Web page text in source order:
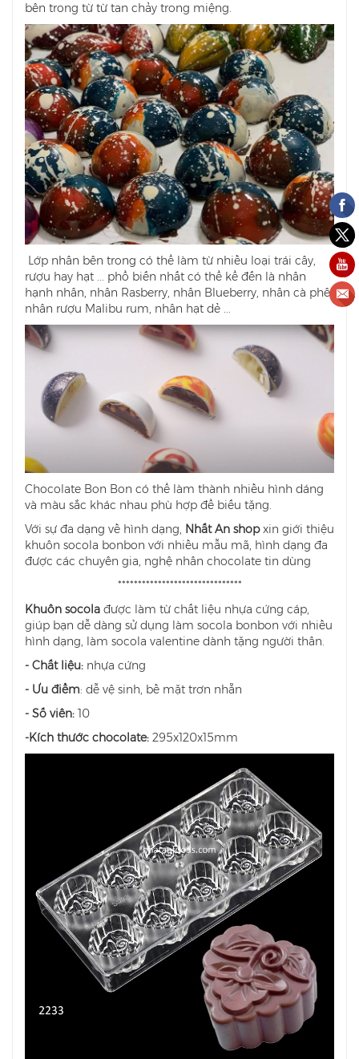
bên trong từ từ tan chảy trong miệng.
Lớp nhân bên trong có thể làm từ nhiều loại trái cây,
rượu hay hạt ... phổ biến nhất có thể kể đến là nhân
hạnh nhân, nhân Rasberry, nhân Blueberry, nhân cà phê,
nhân rượu Malibu rum, nhân hạt dẻ ...
Chocolate Bon Bon có thể làm thành nhiều hình dáng
và màu sắc khác nhau phù hợp để biếu tặng.
Với sự đa dạng về hình dạng, Nhất An shopxin giới thiệu
khuôn socola bonbon với nhiều mẫu mã, hình dạng đa
được các chuyên gia, nghệ nhân chocolate tin dùng
*******************************
Khuôn socola được làm từ chất liệu nhựa cứng cáp,
giúp bạn dễ dàng sử dụng làm socola bonbon với nhiều
hình dạng, làm socola valentine dành tặng người thân.
- Chất liệu: nhựa cứng
- Ưu điểm: dễ vệ sinh, bề mặt trơn nhẵn
- Số viên: 10
-Kích thước chocolate: 295x120x15mm